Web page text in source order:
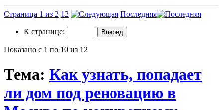
Страница 1 из 2 1 2 Последняя
К странице:
Показано с 1 по 10 из 12
Тема: Как узнать, попадает
ли дом под реновацию в